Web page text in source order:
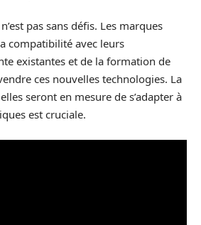
pas sans défis. Les marques
compatibilité avec leurs
existantes et de la formation de
ces nouvelles technologies. La
seront en mesure de s’adapter à
est cruciale.